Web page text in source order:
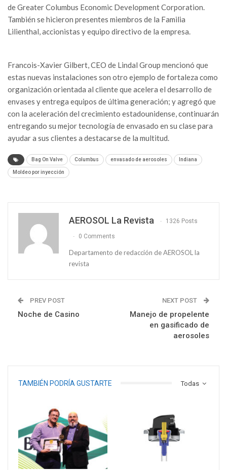
de Greater Columbus Economic Development Corporation.
También se hicieron presentes miembros de la Familia
Lilienthal, accionistas y equipo directivo de la empresa.
Francois-Xavier Gilbert, CEO de Lindal Group mencionó que
estas nuevas instalaciones son otro ejemplo de fortaleza como
organización orientada al cliente que acelera el desarrollo de
envases y entrega equipos de última generación; y agregó que
con la aceleración del crecimiento estadounidense, continuarán
entregando su mejor tecnología de envasado en su clase para
ayudar a sus clientes a destacarse de la multitud.
Bag On Valve Columbus envasado de aerosoles Indiana
Moldeo por inyección
AEROSOL La Revista 1326 Posts
0 Comments
Departamento de redacción de AEROSOL la
revista
PREV POST
Noche de Casino
NEXT POST
Manejo de propelente
en gasificado de
aerosoles
Todas
TAMBIÉN PODRÍA GUSTARTE